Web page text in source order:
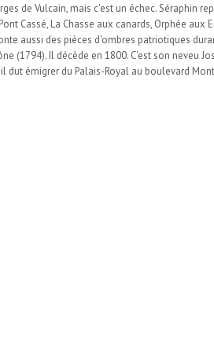
de Vulcain, mais c'est un échec. Séraphin
Cassé, La Chasse aux canards, Orphée aux
aussi des pièces d'ombres patriotiques
(1794). Il décède en 1800. C'est son neveu
dut émigrer du Palais-Royal au boulevard